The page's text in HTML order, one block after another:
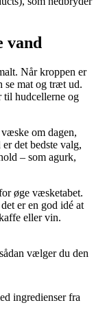
vand
Når kroppen er
se mat og træt ud.
hudcellerne og
om dagen,
det bedste valg,
– som agurk,
øge væsketabet.
er en god idé at
eller vin.
vælger du den
ingredienser fra